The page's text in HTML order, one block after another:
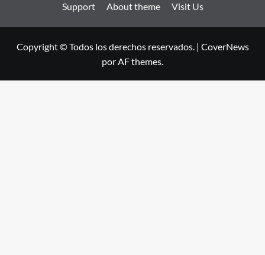
Support About theme Visit Us
Copyright © Todos los derechos reservados. | CoverNews
por AF themes.